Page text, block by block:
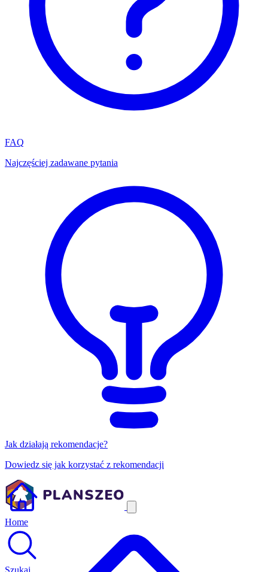
FAQ
Najczęściej zadawane pytania
Jak działają rekomendacje?
Dowiedz się jak korzystać z rekomendacji
Home
Szukaj